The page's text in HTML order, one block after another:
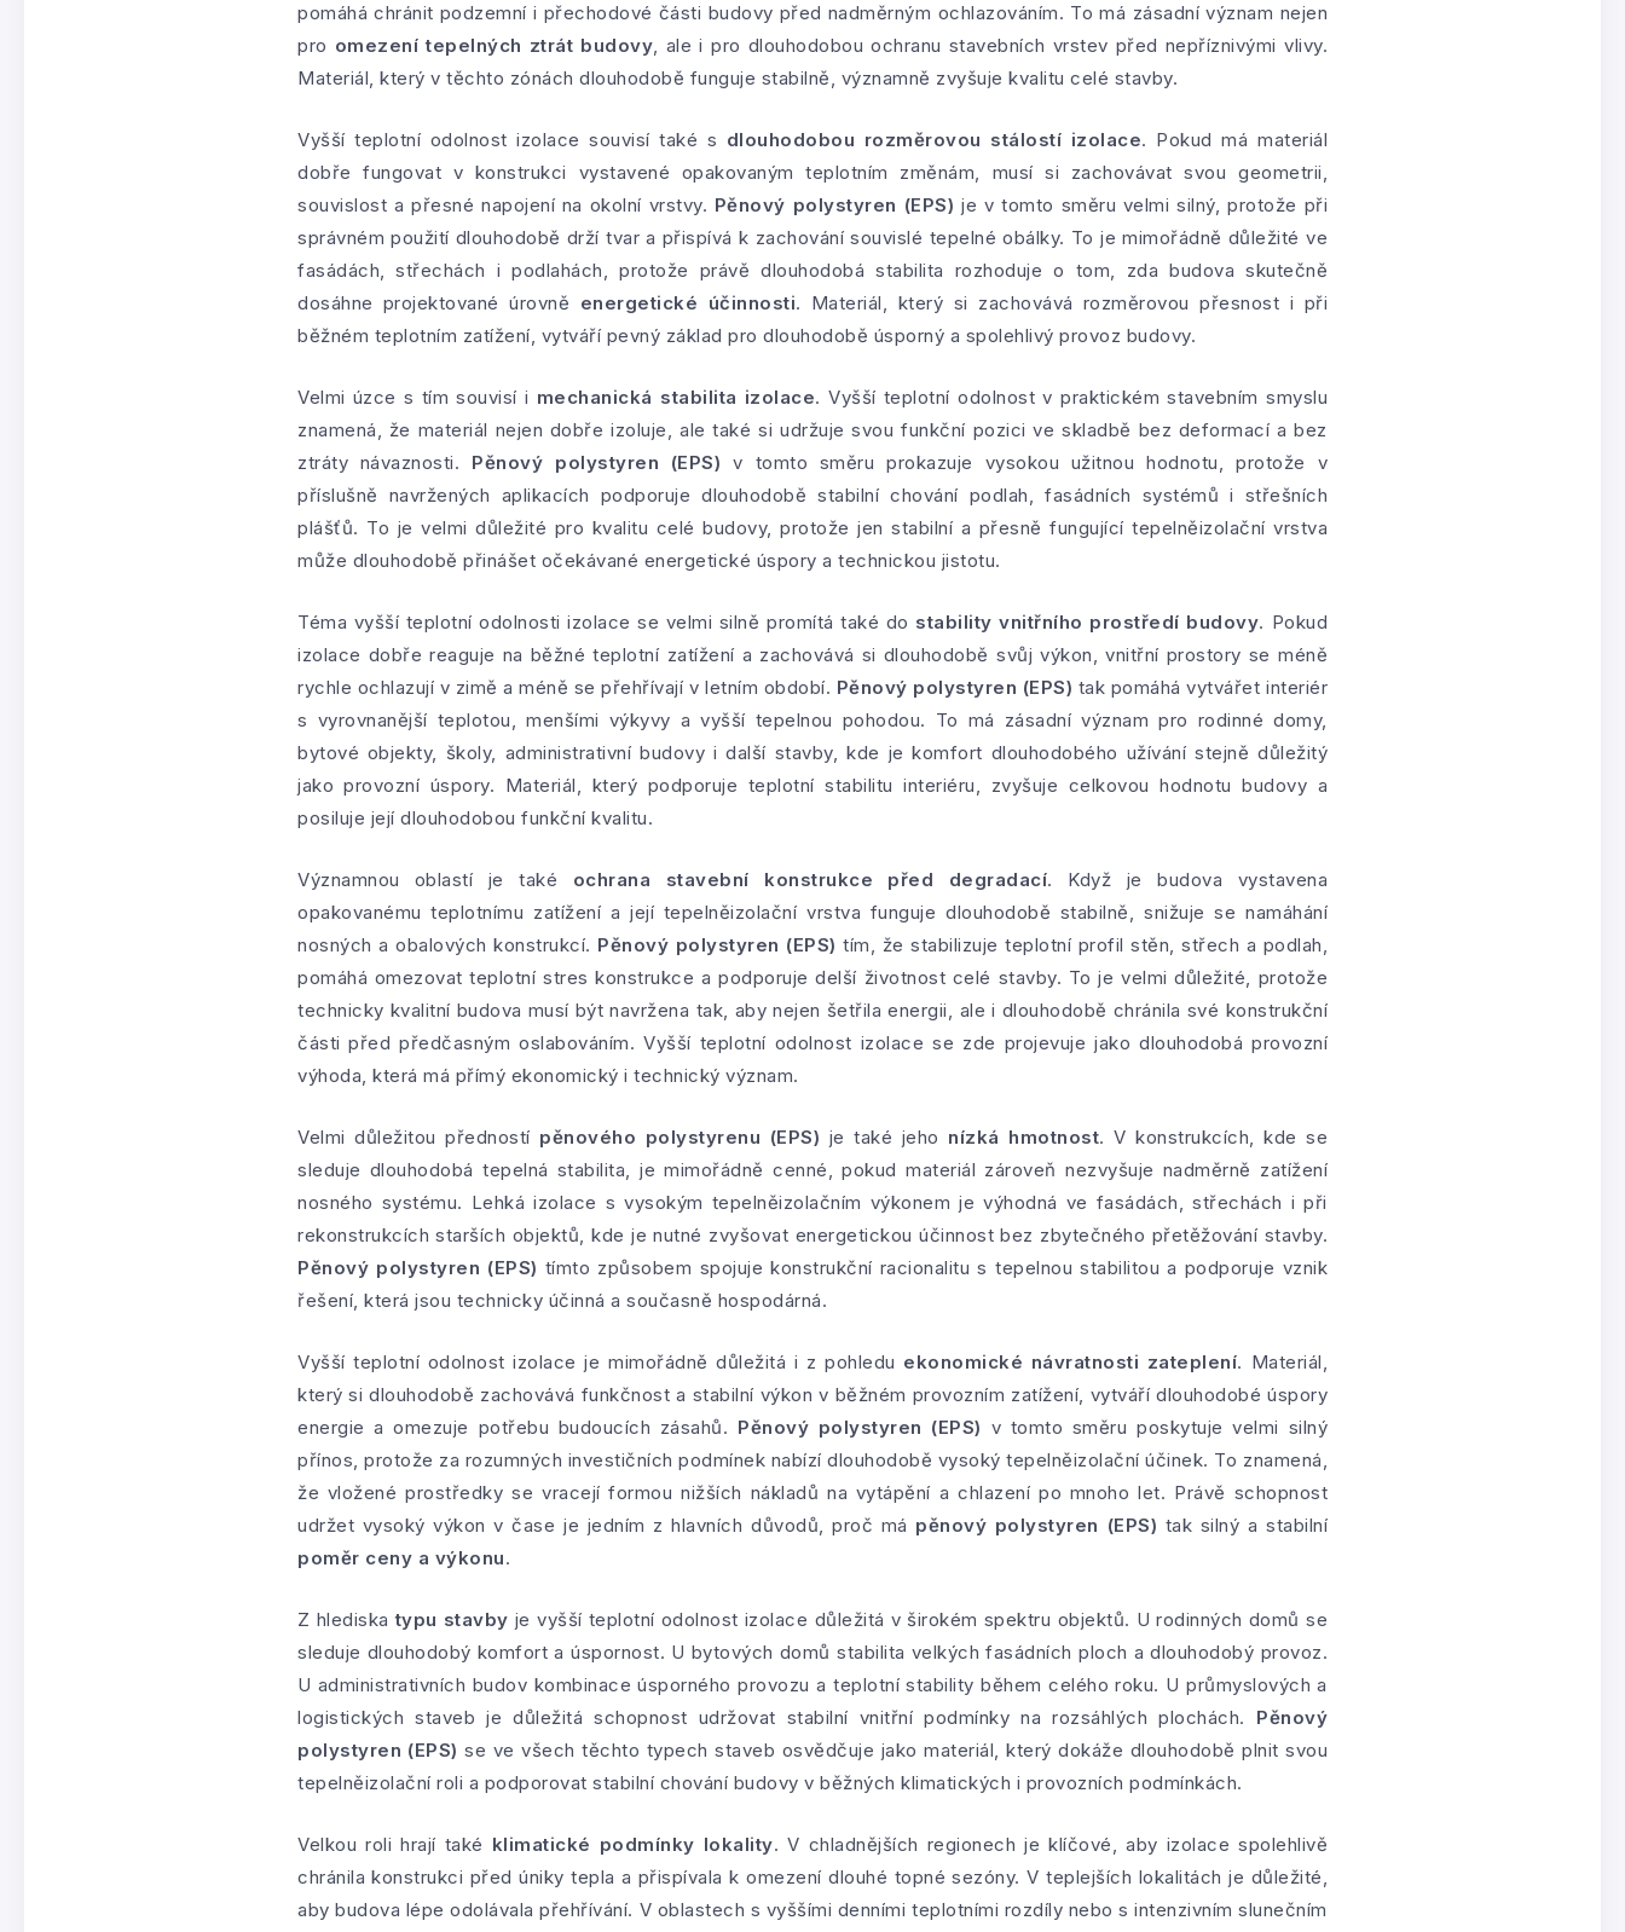
pomáhá chránit podzemní i přechodové části budovy před nadměrným ochlazováním. To má zásadní význam nejen
pro omezení tepelných ztrát budovy, ale i pro dlouhodobou ochranu stavebních vrstev před nepříznivými vlivy.
Materiál, který v těchto zónách dlouhodobě funguje stabilně, významně zvyšuje kvalitu celé stavby.
Vyšší teplotní odolnost izolace souvisí také s dlouhodobou rozměrovou stálostí izolace. Pokud má materiál
dobře fungovat v konstrukci vystavené opakovaným teplotním změnám, musí si zachovávat svou geometrii,
souvislost a přesné napojení na okolní vrstvy. Pěnový polystyren (EPS) je v tomto směru velmi silný, protože při
správném použití dlouhodobě drží tvar a přispívá k zachování souvislé tepelné obálky. To je mimořádně důležité ve
fasádách, střechách i podlahách, protože právě dlouhodobá stabilita rozhoduje o tom, zda budova skutečně
dosáhne projektované úrovně energetické účinnosti. Materiál, který si zachovává rozměrovou přesnost i při
běžném teplotním zatížení, vytváří pevný základ pro dlouhodobě úsporný a spolehlivý provoz budovy.
Velmi úzce s tím souvisí i mechanická stabilita izolace. Vyšší teplotní odolnost v praktickém stavebním smyslu
znamená, že materiál nejen dobře izoluje, ale také si udržuje svou funkční pozici ve skladbě bez deformací a bez
ztráty návaznosti. Pěnový polystyren (EPS) v tomto směru prokazuje vysokou užitnou hodnotu, protože v
příslušně navržených aplikacích podporuje dlouhodobě stabilní chování podlah, fasádních systémů i střešních
plášťů. To je velmi důležité pro kvalitu celé budovy, protože jen stabilní a přesně fungující tepelněizolační vrstva
může dlouhodobě přinášet očekávané energetické úspory a technickou jistotu.
Téma vyšší teplotní odolnosti izolace se velmi silně promítá také do stability vnitřního prostředí budovy. Pokud
izolace dobře reaguje na běžné teplotní zatížení a zachovává si dlouhodobě svůj výkon, vnitřní prostory se méně
rychle ochlazují v zimě a méně se přehřívají v letním období. Pěnový polystyren (EPS) tak pomáhá vytvářet interiér
s vyrovnanější teplotou, menšími výkyvy a vyšší tepelnou pohodou. To má zásadní význam pro rodinné domy,
bytové objekty, školy, administrativní budovy i další stavby, kde je komfort dlouhodobého užívání stejně důležitý
jako provozní úspory. Materiál, který podporuje teplotní stabilitu interiéru, zvyšuje celkovou hodnotu budovy a
posiluje její dlouhodobou funkční kvalitu.
Významnou oblastí je také ochrana stavební konstrukce před degradací. Když je budova vystavena
opakovanému teplotnímu zatížení a její tepelněizolační vrstva funguje dlouhodobě stabilně, snižuje se namáhání
nosných a obalových konstrukcí. Pěnový polystyren (EPS) tím, že stabilizuje teplotní profil stěn, střech a podlah,
pomáhá omezovat teplotní stres konstrukce a podporuje delší životnost celé stavby. To je velmi důležité, protože
technicky kvalitní budova musí být navržena tak, aby nejen šetřila energii, ale i dlouhodobě chránila své konstrukční
části před předčasným oslabováním. Vyšší teplotní odolnost izolace se zde projevuje jako dlouhodobá provozní
výhoda, která má přímý ekonomický i technický význam.
Velmi důležitou předností pěnového polystyrenu (EPS) je také jeho nízká hmotnost. V konstrukcích, kde se
sleduje dlouhodobá tepelná stabilita, je mimořádně cenné, pokud materiál zároveň nezvyšuje nadměrně zatížení
nosného systému. Lehká izolace s vysokým tepelněizolačním výkonem je výhodná ve fasádách, střechách i při
rekonstrukcích starších objektů, kde je nutné zvyšovat energetickou účinnost bez zbytečného přetěžování stavby.
Pěnový polystyren (EPS) tímto způsobem spojuje konstrukční racionalitu s tepelnou stabilitou a podporuje vznik
řešení, která jsou technicky účinná a současně hospodárná.
Vyšší teplotní odolnost izolace je mimořádně důležitá i z pohledu ekonomické návratnosti zateplení. Materiál,
který si dlouhodobě zachovává funkčnost a stabilní výkon v běžném provozním zatížení, vytváří dlouhodobé úspory
energie a omezuje potřebu budoucích zásahů. Pěnový polystyren (EPS) v tomto směru poskytuje velmi silný
přínos, protože za rozumných investičních podmínek nabízí dlouhodobě vysoký tepelněizolační účinek. To znamená,
že vložené prostředky se vracejí formou nižších nákladů na vytápění a chlazení po mnoho let. Právě schopnost
udržet vysoký výkon v čase je jedním z hlavních důvodů, proč má pěnový polystyren (EPS) tak silný a stabilní
poměr ceny a výkonu.
Z hlediskatypu stavby je vyšší teplotní odolnost izolace důležitá v širokém spektru objektů. U rodinných domů se
sleduje dlouhodobý komfort a úspornost. U bytových domů stabilita velkých fasádních ploch a dlouhodobý provoz.
U administrativních budov kombinace úsporného provozu a teplotní stability během celého roku. U průmyslových a
logistických staveb je důležitá schopnost udržovat stabilní vnitřní podmínky na rozsáhlých plochách. Pěnový
polystyren (EPS) se ve všech těchto typech staveb osvědčuje jako materiál, který dokáže dlouhodobě plnit svou
tepelněizolační roli a podporovat stabilní chování budovy v běžných klimatických i provozních podmínkách.
Velkou roli hrají také klimatické podmínky lokality. V chladnějších regionech je klíčové, aby izolace spolehlivě
chránila konstrukci před úniky tepla a přispívala k omezení dlouhé topné sezóny. V teplejších lokalitách je důležité,
aby budova lépe odolávala přehřívání. V oblastech s vyššími denními teplotními rozdíly nebo s intenzivním slunečním